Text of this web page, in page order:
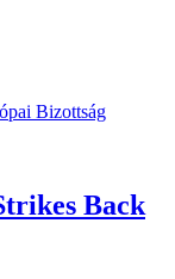
Bizottság
Back